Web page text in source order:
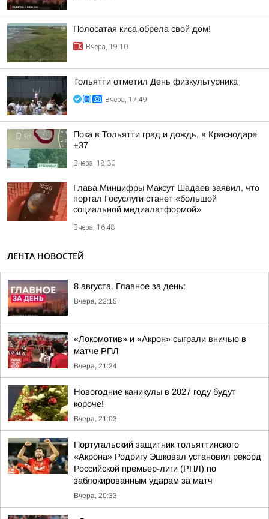
Полосатая киса обрела свой дом!
Вчера, 19:10
Тольятти отметил День физкультурника
Вчера, 17:49
Пока в Тольятти град и дождь, в Краснодаре
+37
Вчера, 18:30
Глава Минцифры Максут Шадаев заявил, что
портал Госуслуги станет «большой
социальной медиалатформой»
Вчера, 16:48
ЛЕНТА НОВОСТЕЙ
8 августа. Главное за день:
Вчера, 22:15
«Локомотив» и «Акрон» сыграли вничью в
матче РПЛ
Вчера, 21:24
Новогодние каникулы в 2027 году будут
короче!
Вчера, 21:03
Португальский защитник тольяттинского
«Акрона» Родригу Эшковал установил рекорд
Российской премьер-лиги (РПЛ) по
заблокированным ударам за матч
Вчера, 20:33